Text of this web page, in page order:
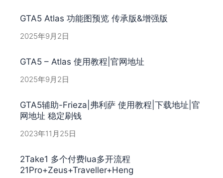
GTA5 Atlas 功能图预览 传承版&增强版
2025年9月2日
GTA5 – Atlas 使用教程|官网地址
2025年9月2日
GTA5辅助-Frieza|弗利萨 使用教程|下载地址|官
网地址 稳定刷钱
2023年11月25日
2Take1 多个付费lua多开流程
21Pro+Zeus+Traveller+Heng